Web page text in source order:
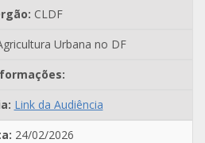
CLDF
Urbana no DF
Link da Audiência
24/02/2026